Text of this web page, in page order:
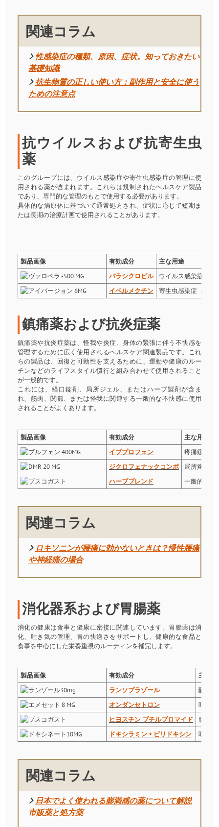
関連コラム
性感染症の種類、原因、症状。知っておきたい
基礎知識
抗生物質の正しい使い方：副作用と安全に使う
ための注意点
抗ウイルスおよび抗寄生虫
薬
このグループには、ウイルス感染症や寄生虫感染症の管理に使
用される薬が含まれます。これらは規制されたヘルスケア製品
であり、専門的な管理のもとで使用する必要があります。
具体的な病原体に基づいて通常処方され、症状に応じて短期ま
たは長期の治療計画で使用されることがあります。
製品画像 有効成分
主な用途
バラシクロビル
ウイルス感染症（例
イベルメクチン
寄生虫感染症（例：
鎮痛薬および抗炎症薬
鎮痛薬や抗炎症薬は、怪我や炎症、身体の緊張に伴う不快感を
管理するために広く使用されるヘルスケア関連製品です。これ
らの製品は、回復と可動性を支えるために、運動や健康のルー
チンなどのライフスタイル慣行と組み合わせて使用されること
が一般的です。
これには、経口錠剤、局所ジェル、またはハーブ製剤が含ま
れ、筋肉、関節、または怪我に関連する一般的な不快感に使用
されることがよくあります。
製品画像 有効成分
主な用途
イブプロフェン
疼痛緩和、
ジクロフェナックコンボ
局所疼痛、
ハーブブレンド
一般的な疼
関連コラム
ロキソニンが腰痛に効かないときは？慢性腰痛
や神経痛の場合
消化器系および胃腸薬
消化の健康は食事と健康に密接に関連しています。胃腸薬は消
化、吐き気の管理、胃の快適さをサポートし、健康的な食品と
食事を中心にした栄養重視のルーティンを補完します。
製品画像 有効成分
主な用
ランソプラゾール
酸の
オンダンセトロン
吐き
ヒヨスチン ブチルブロマイド
腹部
ドキシラミン + ピリドキシン
吐き
関連コラム
日本でよく使われる膨満感の薬について解説
市販薬と処方薬